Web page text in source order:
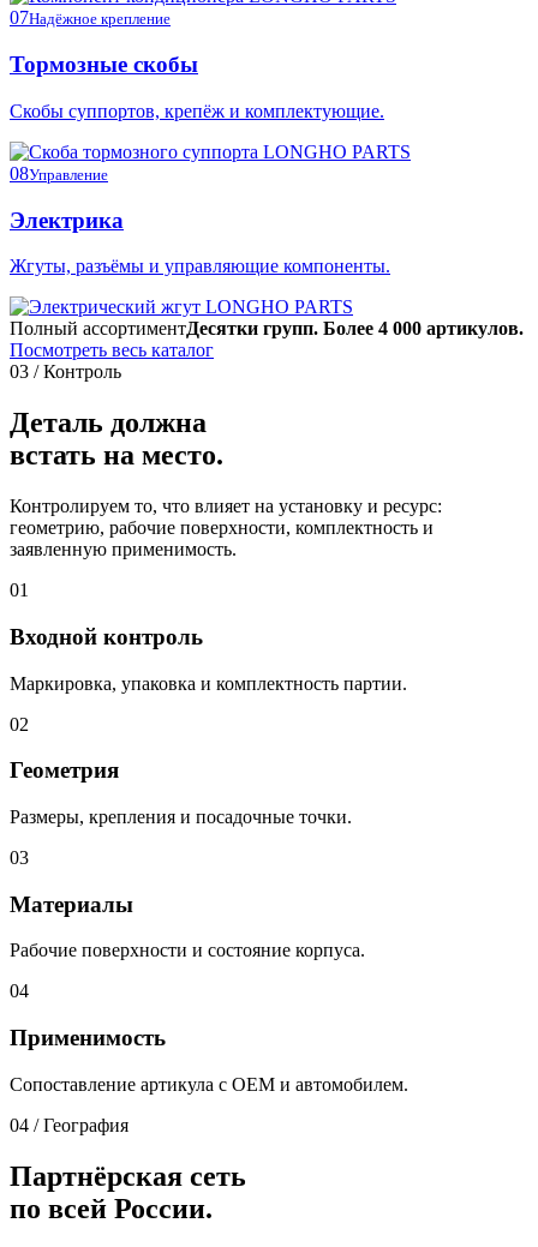
07Надёжное крепление
Тормозные скобы
Скобы суппортов, крепёж и комплектующие.
08Управление
Электрика
Жгуты, разъёмы и управляющие компоненты.
Полный ассортиментДесятки групп. Более 4 000 артикулов.
Посмотреть весь каталог
03 / Контроль
Деталь должна
встать на место.
Контролируем то, что влияет на установку и ресурс:
геометрию, рабочие поверхности, комплектность и
заявленную применимость.
01
Входной контроль
Маркировка, упаковка и комплектность партии.
02
Геометрия
Размеры, крепления и посадочные точки.
03
Материалы
Рабочие поверхности и состояние корпуса.
04
Применимость
Сопоставление артикула с OEM и автомобилем.
04 / География
Партнёрская сеть
по всей России.